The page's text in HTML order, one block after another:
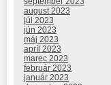
august 2023
júl 2023
jún 2023
máj 2023
apríl 2023
marec 2023
február 2023
január 2023